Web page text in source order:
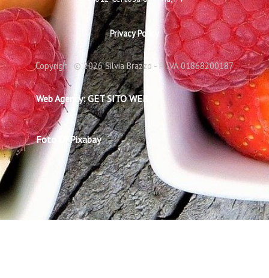
Privacy Policy
Copyright © 2026 Silvia Brazzo - P. IVA 01868200187
Web Agency: GET SITO WEB
Foto Di Pixabay